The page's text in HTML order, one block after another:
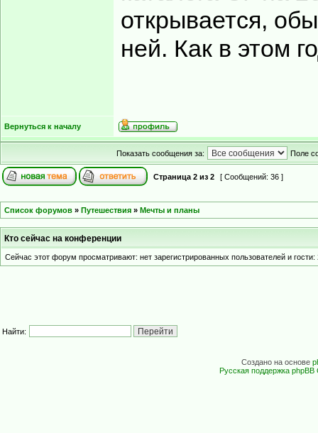
открывается,
ней. Как в этом
Вернуться к началу
Показать сообщения за: Поле
Страница 2 из 2 [ Сообщений: 36 ]
Список форумов » Путешествия » Мечты и планы
Кто сейчас на конференции
Сейчас этот форум просматривают: нет зарегистрированных пользователей и гости:
Найти:
Создано на основе
Русская поддержка phpBB